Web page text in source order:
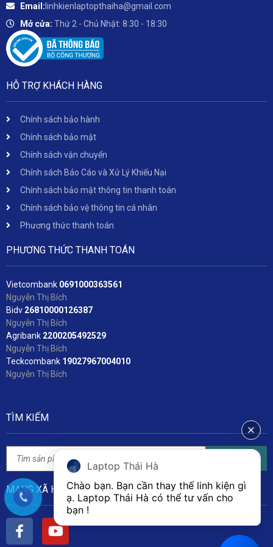
Email: linhkienlaptopthaiha@gmail.com
Mở cửa: Thứ 2 - Chủ Nhật: 8:30 - 18:30
HỖ TRỢ KHÁCH HÀNG
Chính sách bảo hành
Chính sách bảo mật
Chính sách vận chuyển
Chính sách Báo Cáo và Xử Lý Khiếu Nại
Chính sách bảo mật thông tin thanh toán
Chính sách bảo vệ thông tin cá nhân
Phương thức thanh toán
PHƯƠNG THỨC THANH TOÁN
Vietcombank 0691000363561
Nguyễn Thị Bích
Bidv 26810000126387
Nguyễn Thị Bích
Agribank 2200205492529
Nguyễn Thị Bích
Teckcombank 19027967004010
Nguyễn Thị Bích
TÌM KIẾM
MẠNG XÃ HỘI
Laptop Thái Hà
Chào bạn. Bạn cần thay thế linh kiện gì
ạ. Laptop Thái Hà có thể tư vấn cho
bạn !